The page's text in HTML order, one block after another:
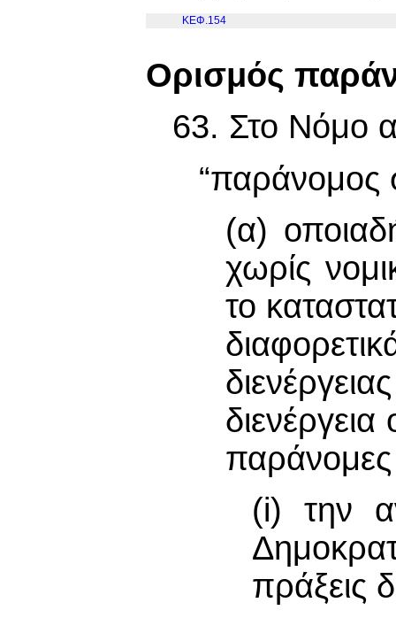
ΚΕΦ.154
Ορισμός
63. Στο Νόμο
“παράνομος
(α)
χωρίς
το
παράνομες
(i) την
πράξεις